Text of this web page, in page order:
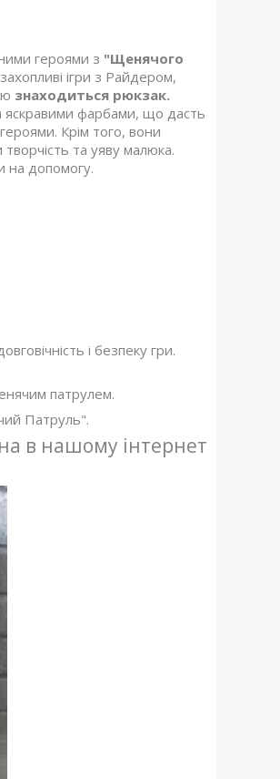
героями з "Щенячого
ігри з Райдером,
знаходиться рюкзак.
яскравими фарбами, що дасть
Крім того, вони
та уяву малюка.
на допомогу.
і безпеку гри.
патрулем.
Патруль".
в нашому інтернет